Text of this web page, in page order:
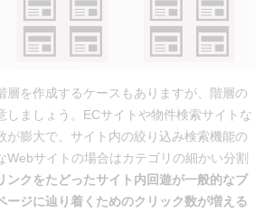
層を作成するケースもありますが、階層の
しましょう。ECサイトや物件検索サイトな
が膨大で、サイト内の絞り込み検索機能の
Webサイトの場合はカテゴリの細かい分割
ンクをたどったサイト内回遊が一般的なブ
ージに辿り着くためのクリック数が増える